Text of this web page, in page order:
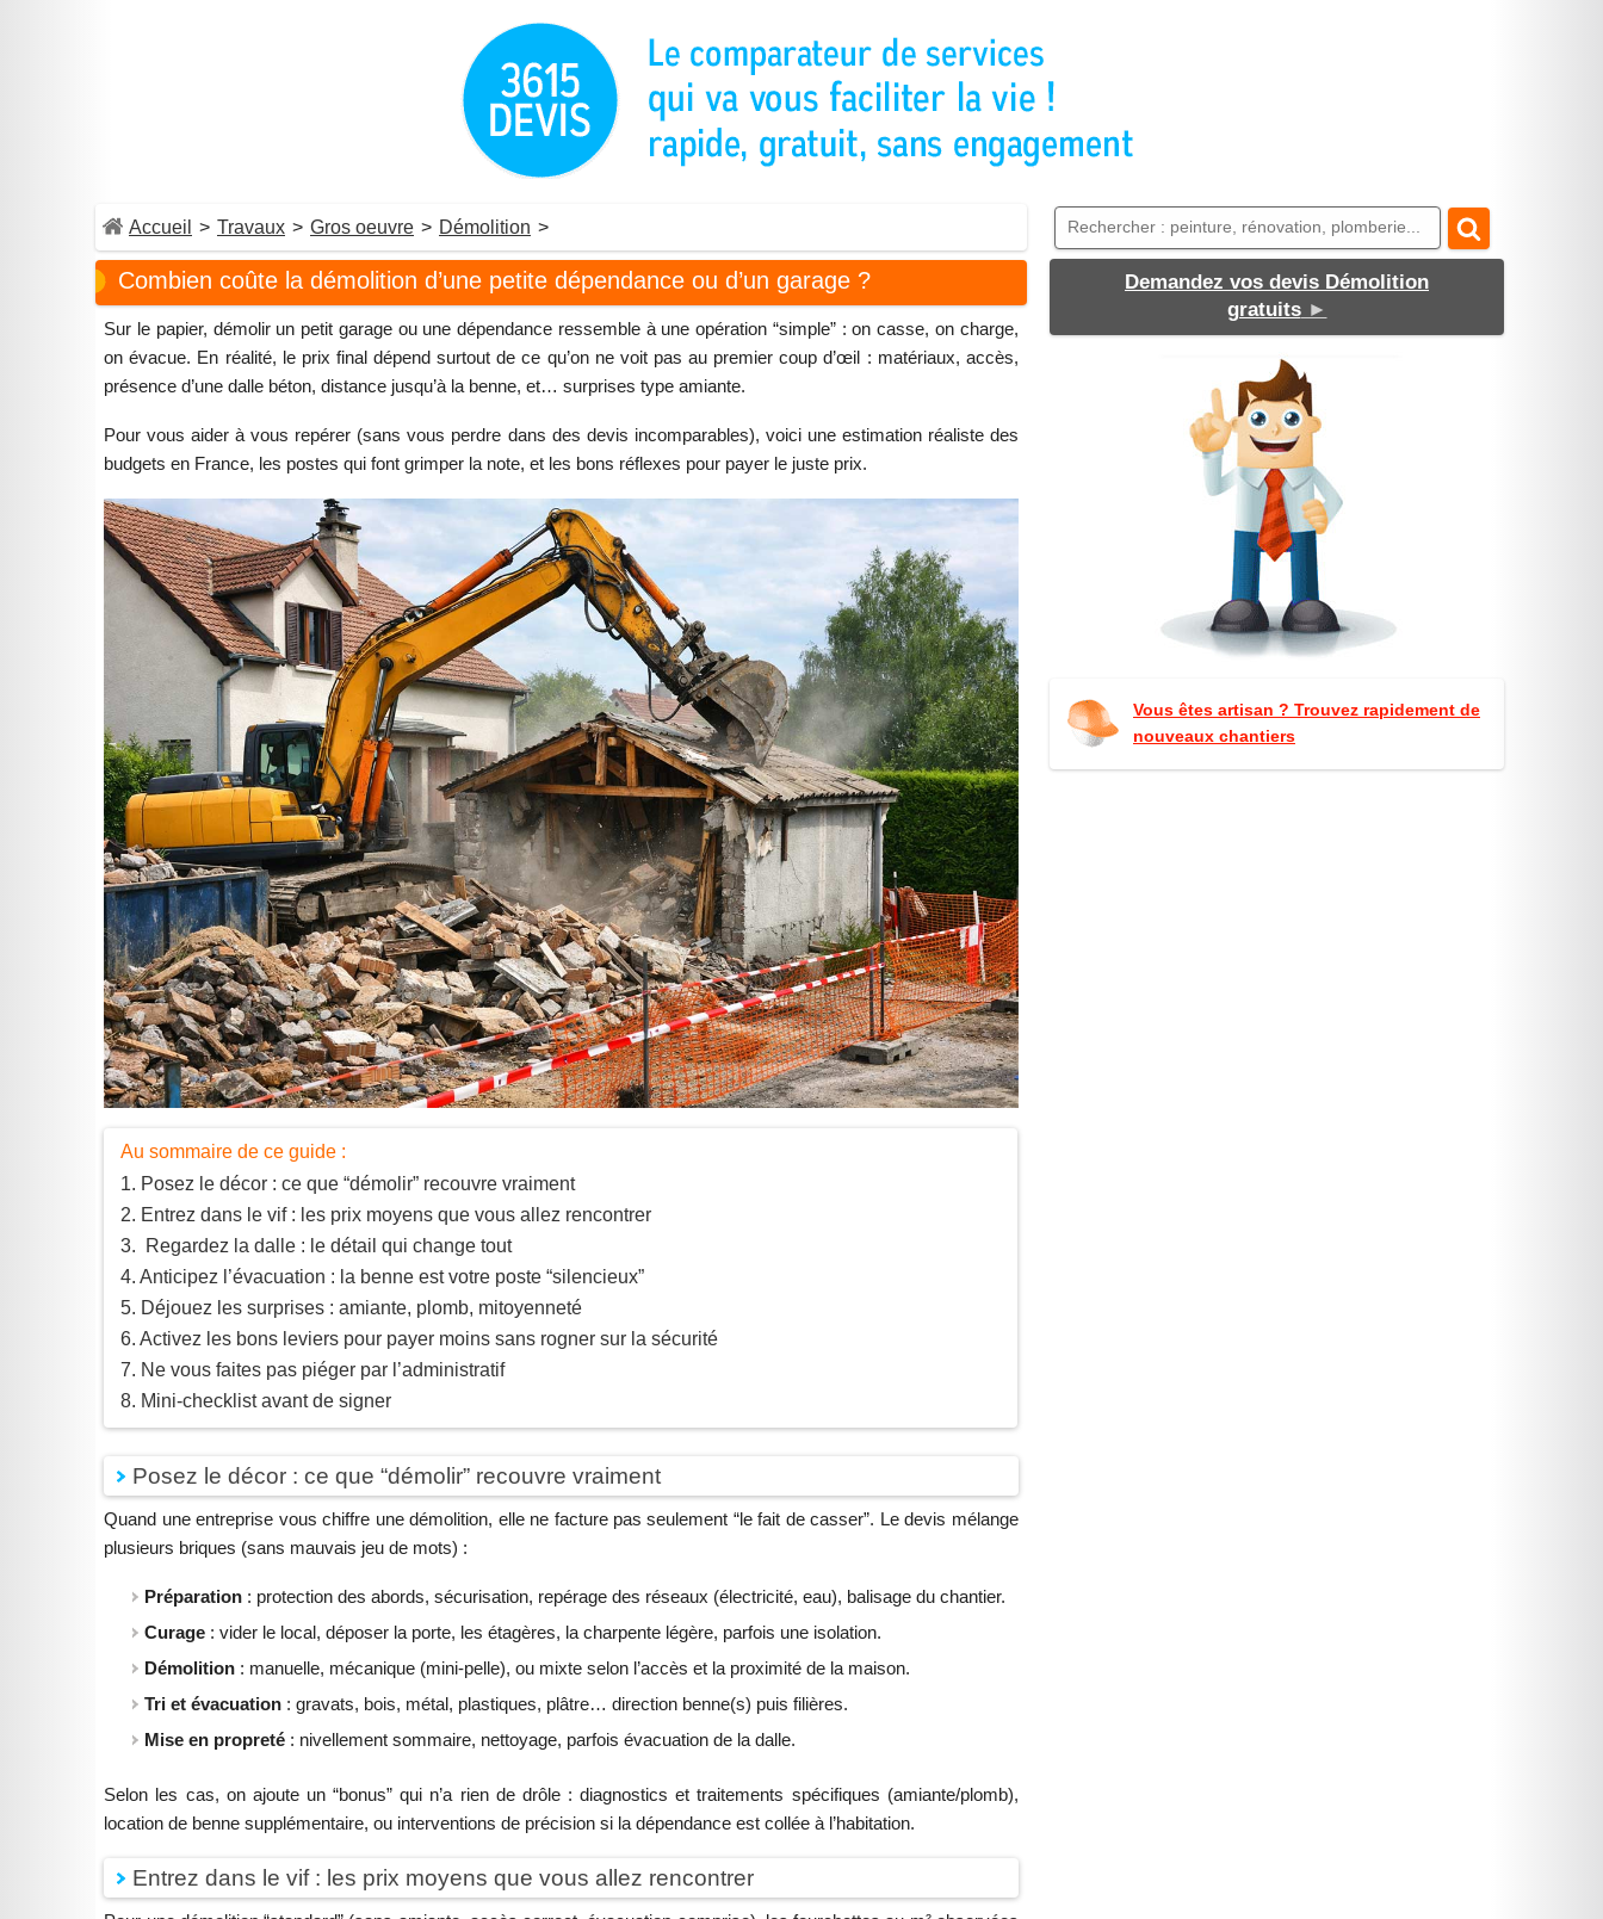
Accueil > Travaux > Gros oeuvre > Démolition >
Combien coûte la démolition d’une petite dépendance ou d’un garage ?
Sur le papier, démolir un petit garage ou une dépendance ressemble à une opération “simple” : on casse, on charge,
on évacue. En réalité, le prix final dépend surtout de ce qu’on ne voit pas au premier coup d’œil : matériaux, accès,
présence d’une dalle béton, distance jusqu’à la benne, et… surprises type amiante.
Pour vous aider à vous repérer (sans vous perdre dans des devis incomparables), voici une estimation réaliste des
budgets en France, les postes qui font grimper la note, et les bons réflexes pour payer le juste prix.
Au sommaire de ce guide :
Posez le décor : ce que “démolir” recouvre vraiment
Entrez dans le vif : les prix moyens que vous allez rencontrer
Regardez la dalle : le détail qui change tout
Anticipez l’évacuation : la benne est votre poste “silencieux”
Déjouez les surprises : amiante, plomb, mitoyenneté
Activez les bons leviers pour payer moins sans rogner sur la sécurité
Ne vous faites pas piéger par l’administratif
Mini-checklist avant de signer
Posez le décor : ce que “démolir” recouvre vraiment
Quand une entreprise vous chiffre une démolition, elle ne facture pas seulement “le fait de casser”. Le devis mélange
plusieurs briques (sans mauvais jeu de mots) :
Préparation : protection des abords, sécurisation, repérage des réseaux (électricité, eau), balisage du chantier.
Curage : vider le local, déposer la porte, les étagères, la charpente légère, parfois une isolation.
Démolition : manuelle, mécanique (mini-pelle), ou mixte selon l’accès et la proximité de la maison.
Tri et évacuation : gravats, bois, métal, plastiques, plâtre… direction benne(s) puis filières.
Mise en propreté : nivellement sommaire, nettoyage, parfois évacuation de la dalle.
Selon les cas, on ajoute un “bonus” qui n’a rien de drôle : diagnostics et traitements spécifiques (amiante/plomb),
location de benne supplémentaire, ou interventions de précision si la dépendance est collée à l’habitation.
Entrez dans le vif : les prix moyens que vous allez rencontrer
Demandez vos devis Démolition
gratuits►
Vous êtes artisan ? Trouvez rapidement de
nouveaux chantiers